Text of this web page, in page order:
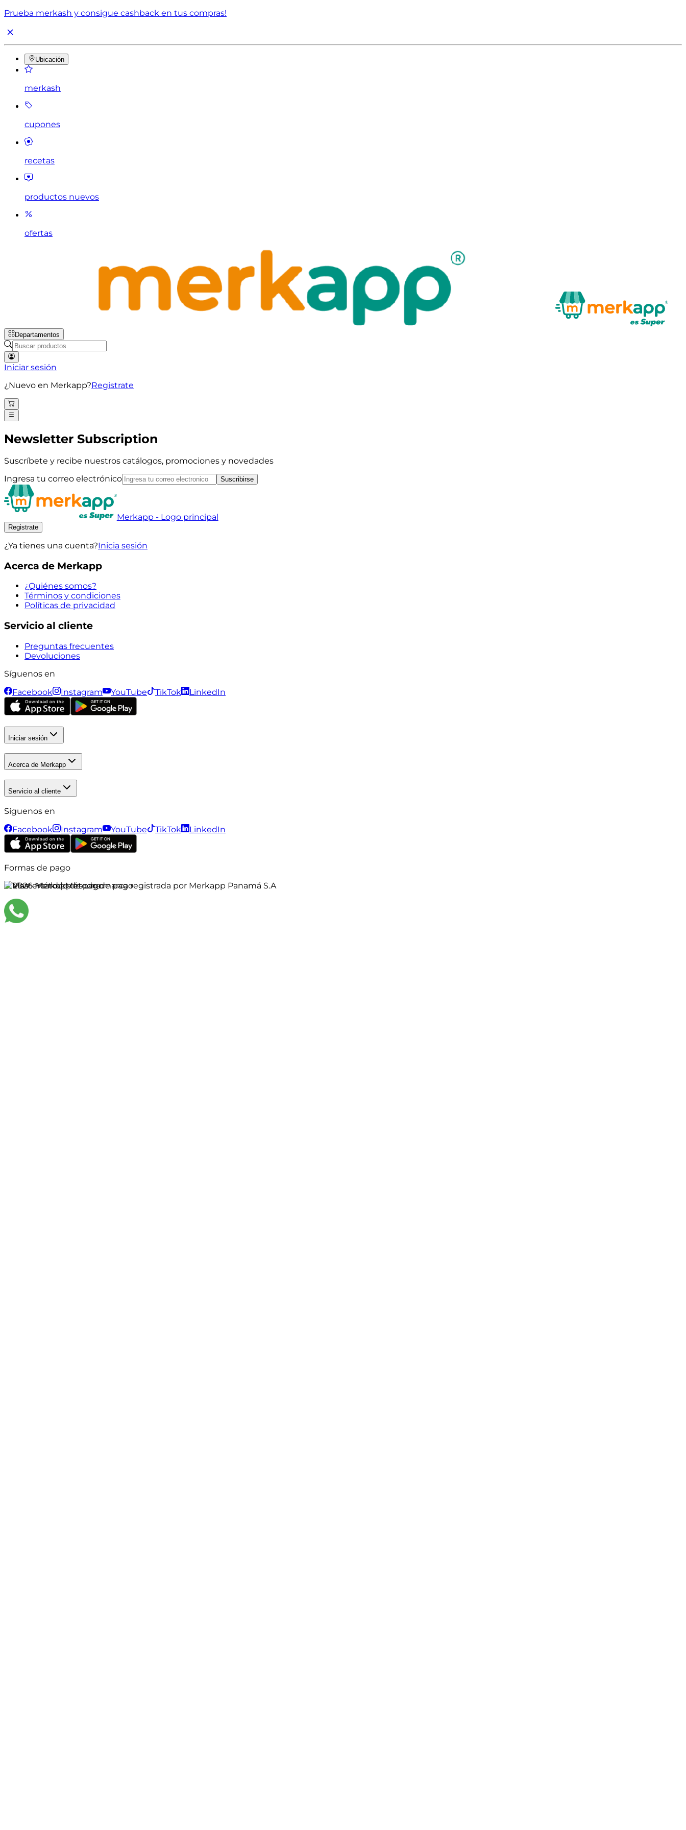
Prueba merkash y consigue cashback en tus compras!
Ubicación
merkash
cupones
recetas
productos nuevos
ofertas
Departamentos
Iniciar sesión
¿Nuevo en Merkapp?Registrate
Newsletter Subscription
Suscríbete y recibe nuestros catálogos, promociones y novedades
Ingresa tu correo electrónico
Suscribirse
Merkapp - Logo principal
Registrate
¿Ya tienes una cuenta?Inicia sesión
Acerca de Merkapp
¿Quiénes somos?
Términos y condiciones
Políticas de privacidad
Servicio al cliente
Preguntas frecuentes
Devoluciones
Síguenos en
Facebook
Instagram YouTube TikTok LinkedIn
Iniciar sesión
Acerca de Merkapp
Servicio al cliente
Síguenos en
Facebook
Instagram YouTube TikTok LinkedIn
Formas de pago
©2026Merkapp es una marca registrada por Merkapp Panamá S.A